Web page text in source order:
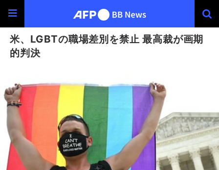
米、LGBTの職場差別を禁止 最高裁が画期
的判決